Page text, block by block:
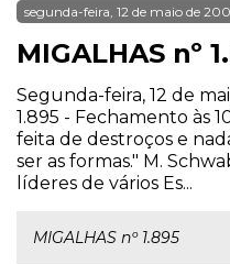
segunda-feira, 12 de maio de
MIGALHAS nº
Segunda-feira, 12 de
1.895 - Fechamento às
feita de destroços e
ser as formas." M.
líderes de vários Es...
MIGALHAS nº 1.895